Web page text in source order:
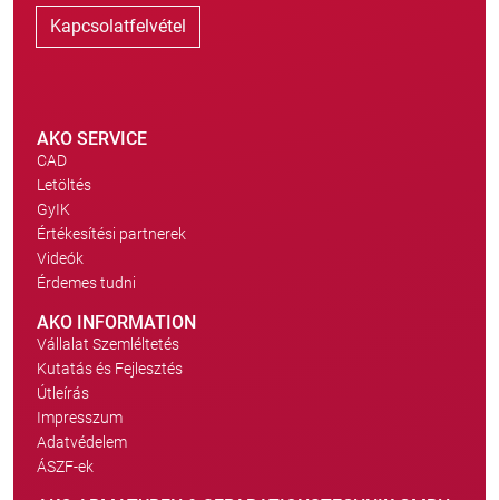
Kapcsolatfelvétel
AKO SERVICE
CAD
Letöltés
GyIK
Értékesítési partnerek
Videók
Érdemes tudni
AKO INFORMATION
Vállalat Szemléltetés
Kutatás és Fejlesztés
Útleírás
Impresszum
Adatvédelem
ÁSZF-ek